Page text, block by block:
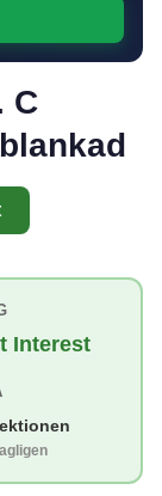
C
Interest